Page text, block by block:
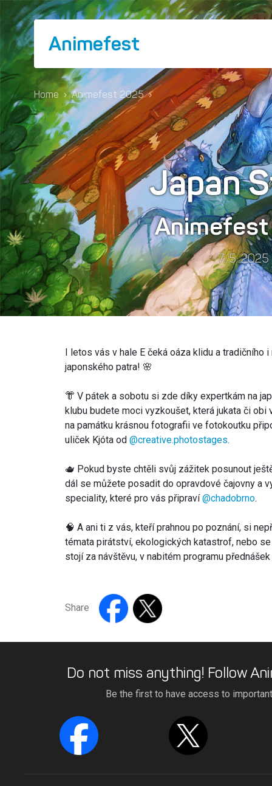
Animefest
Home › Animefest 2025 ›
Japan
7. 5. 2025
I letos vás v hale E čeká oáza klidu a tradičního
japonského patra! 🌸
👘 V pátek a sobotu si zde díky expertkám na
klubu budete moci vyzkoušet, která jukata či
na památku krásnou fotografii ve fotokoutku
uliček Kjóta od @creative.photostages.
🫖 Pokud byste chtěli svůj zážitek posunout
dál se můžete posadit do opravdové čajovny a
speciality, které pro vás připraví@chadobrno.
🧠 A ani ti z vás, kteří prahnou po poznání, si
témata pirátství, ekologických katastrof, nebo
stojí za návštěvu, v nabitém programu
Share
Do not miss anything! Follow
Be the first to have access to